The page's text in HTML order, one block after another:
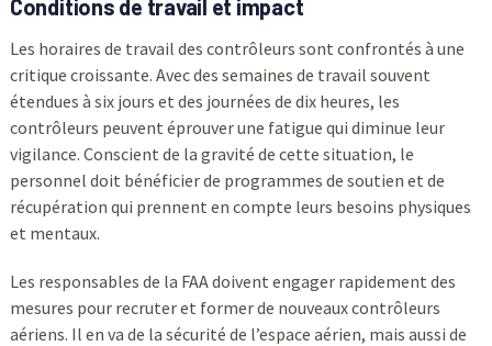
Conditions de travail et impact
Les horaires de travail des contrôleurs sont confrontés à une
critique croissante. Avec des semaines de travail souvent
étendues à six jours et des journées de dix heures, les
contrôleurs peuvent éprouver une fatigue qui diminue leur
vigilance. Conscient de la gravité de cette situation, le
personnel doit bénéficier de programmes de soutien et de
récupération qui prennent en compte leurs besoins physiques
et mentaux.
Les responsables de la FAA doivent engager rapidement des
mesures pour recruter et former de nouveaux contrôleurs
aériens. Il en va de la sécurité de l’espace aérien, mais aussi de